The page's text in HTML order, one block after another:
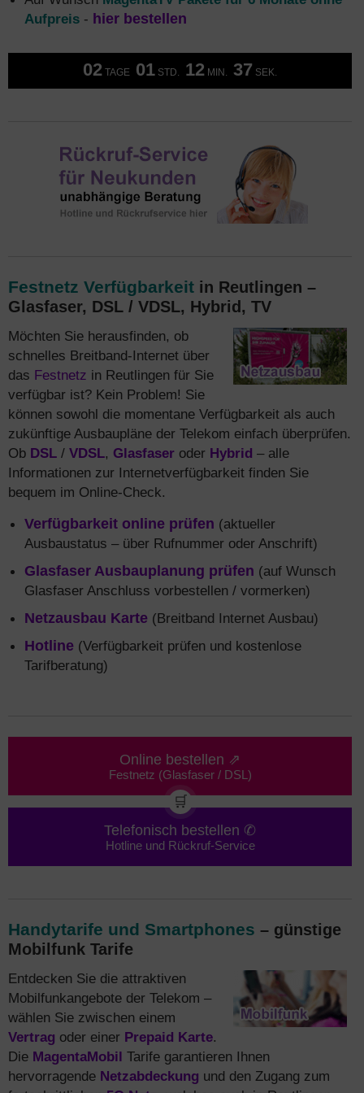
Aufpreis - hier bestellen
02 TAGE 01 STD. 12 MIN. 37 SEK.
Festnetz Verfügbarkeit in Reutlingen –
Glasfaser, DSL / VDSL, Hybrid, TV
Möchten Sie herausfinden, ob
schnelles Breitband-Internet über
das Festnetz in Reutlingen für Sie
verfügbar ist? Kein Problem! Sie
können sowohl die momentane Verfügbarkeit als auch
zukünftige Ausbaupläne der Telekom einfach überprüfen.
Ob DSL / VDSL, Glasfaser oder Hybrid – alle
Informationen zur Internetverfügbarkeit finden Sie
bequem im Online-Check.
Verfügbarkeit online prüfen (aktueller
Ausbaustatus – über Rufnummer oder Anschrift)
Glasfaser Ausbauplanung prüfen (auf Wunsch
Glasfaser Anschluss vorbestellen / vormerken)
Netzausbau Karte (Breitband Internet Ausbau)
Hotline (Verfügbarkeit prüfen und kostenlose
Tarifberatung)
Online bestellen ⇗
Festnetz (Glasfaser / DSL)
🛒
Telefonisch bestellen ✆
Hotline und Rückruf-Service
Handytarife und Smartphones – günstige
Mobilfunk Tarife
Entdecken Sie die attraktiven
Mobilfunkangebote der Telekom –
wählen Sie zwischen einem
Vertrag oder einer Prepaid Karte.
Die MagentaMobil Tarife garantieren Ihnen
hervorragende Netzabdeckung und den Zugang zum